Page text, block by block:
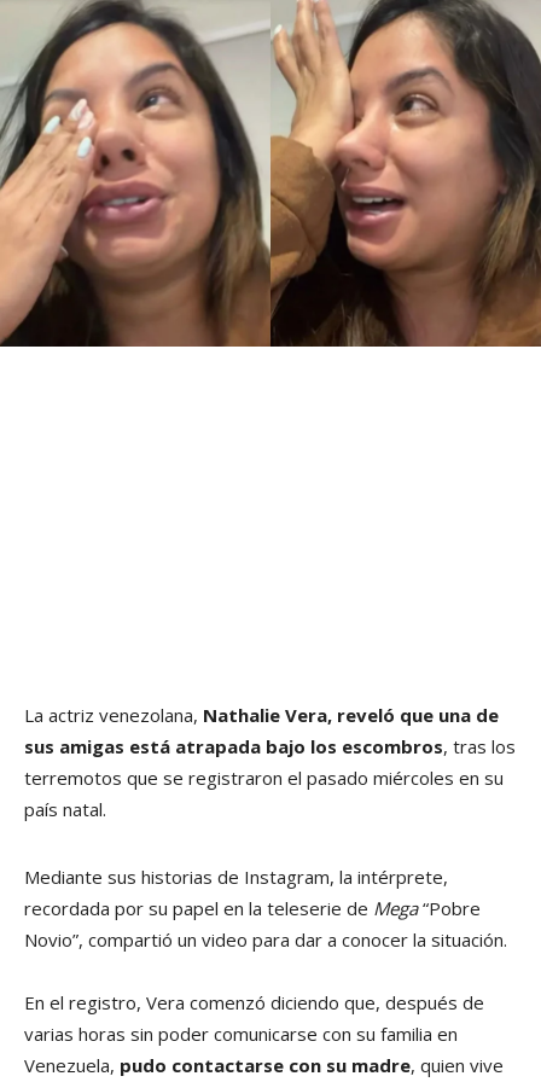
La actriz venezolana, Nathalie Vera, reveló que una de
sus amigas está atrapada bajo los escombros, tras los
terremotos que se registraron el pasado miércoles en su
país natal.
Mediante sus historias de Instagram, la intérprete,
recordada por su papel en la teleserie de Mega“Pobre
Novio”, compartió un video para dar a conocer la situación.
En el registro, Vera comenzó diciendo que, después de
varias horas sin poder comunicarse con su familia en
Venezuela, pudo contactarse con su madre, quien vive